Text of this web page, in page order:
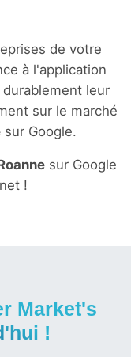
de votre
à l'application
leur
sur le marché
sur Google.
sur Google
!
Market's
!